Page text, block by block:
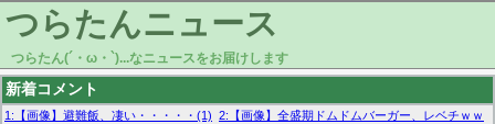
つらたんニュース
つらたん(´・ω・`)...なニュースをお届けします
新着コメント
1:【画像】避難飯、凄い・・・・・(1) 2:【画像】全盛期ドムドムバーガー、レベチｗｗ